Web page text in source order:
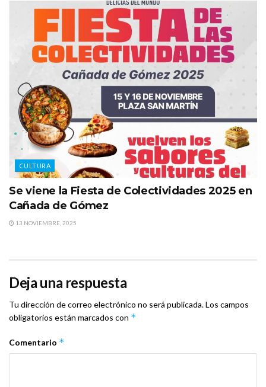
CULTURA
Se viene la Fiesta de Colectividades 2025 en
Cañada de Gómez
13 NOVIEMBRE, 2025
Deja una respuesta
Tu dirección de correo electrónico no será publicada.Los campos
obligatorios están marcados con *
Comentario *